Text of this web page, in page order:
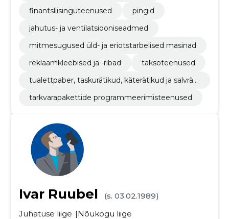
finantsliisinguteenused
pingid
jahutus- ja ventilatsiooniseadmed
mitmesugused üld- ja eriotstarbelised masinad
reklaamkleebised ja -ribad
taksoteenused
tualettpaber, taskurätikud, käterätikud ja salvräti
tarkvarapakettide programmeerimisteenused
Ivar Ruubel
(s. 03.02.1989)
Juhatuse liige
Nõukogu liige